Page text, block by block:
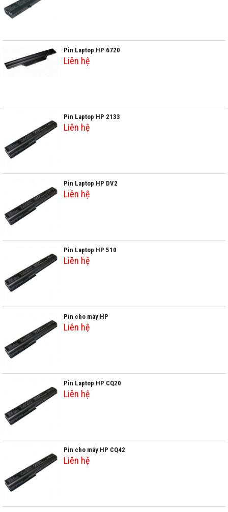
Pin Laptop HP 6720
Liên hệ
Pin Laptop HP 2133
Liên hệ
Pin Laptop HP DV2
Liên hệ
Pin Laptop HP 510
Liên hệ
Pin cho máy HP
Liên hệ
Pin Laptop HP CQ20
Liên hệ
Pin cho máy HP CQ42
Liên hệ